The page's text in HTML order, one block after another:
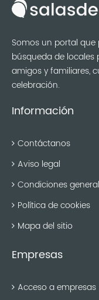
Somos un portal
búsqueda de locales
amigos y familiares,
celebración.
Información
Contáctanos
Aviso legal
Condiciones
Política de cookies
Mapa del sitio
Empresas
Acceso a empresas